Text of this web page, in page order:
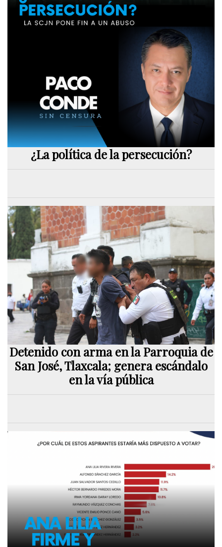
¿La política de la persecución?
Detenido con arma en la Parroquia de
San José, Tlaxcala; genera escándalo
en la vía pública